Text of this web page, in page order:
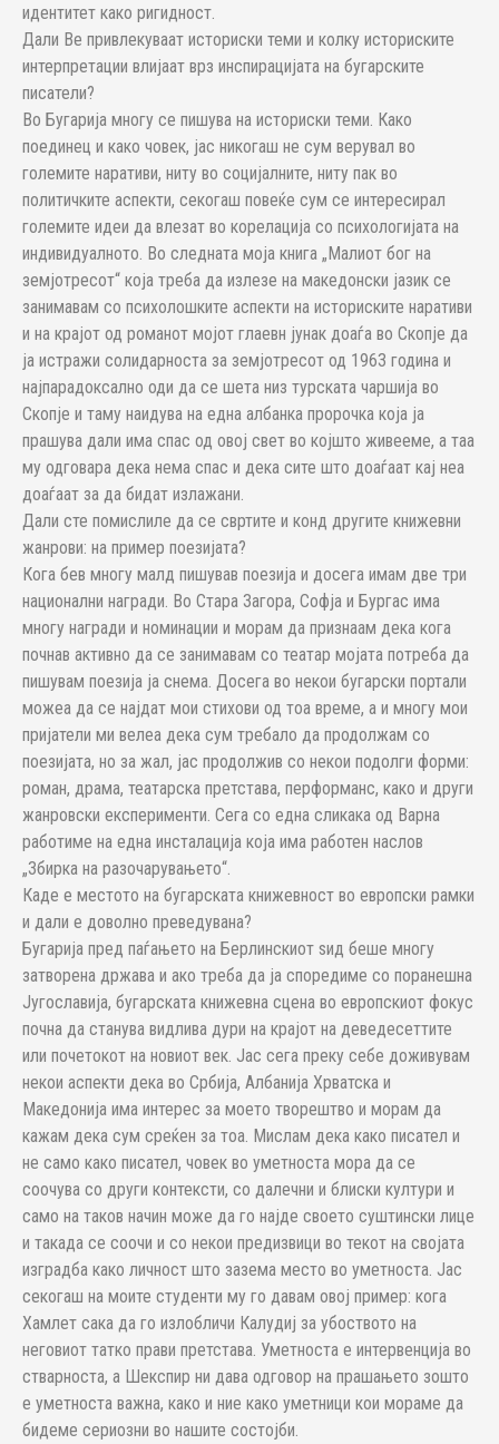
идентитет како ригидност.
Дали Ве привлекуваат историски теми и колку историските
интерпретации влијаат врз инспирацијата на бугарските
писатели?
Во Бугарија многу се пишува на историски теми. Како
поединец и како човек, јас никогаш не сум верувал во
големите наративи, ниту во социјалните, ниту пак во
политичките аспекти, секогаш повеќе сум се интересирал
големите идеи да влезат во корелација со психологијата на
индивидуалното. Во следната моја книга „Малиот бог на
земјотресот“ која треба да излезе на македонски јазик се
занимавам со психолошките аспекти на историските наративи
и на крајот од романот мојот глаевн јунак доаѓа во Скопје да
ја истражи солидарноста за земјотресот од 1963 година и
најпарадоксално оди да се шета низ турската чаршија во
Скопје и таму наидува на една албанка пророчка која ја
прашува дали има спас од овој свет во којшто живееме, а таа
му одговара дека нема спас и дека сите што доаѓаат кај неа
доаѓаат за да бидат излажани.
Дали сте помислиле да се свртите и конд другите книжевни
жанрови: на пример поезијата?
Кога бев многу малд пишував поезија и досега имам две три
национални награди. Во Стара Загора, Софја и Бургас има
многу награди и номинации и морам да признаам дека кога
почнав активно да се занимавам со театар мојата потреба да
пишувам поезија ја снема. Досега во некои бугарски портали
можеа да се најдат мои стихови од тоа време, а и многу мои
пријатели ми велеа дека сум требало да продолжам со
поезијата, но за жал, јас продолжив со некои подолги форми:
роман, драма, театарска претстава, перформанс, како и други
жанровски експерименти. Сега со една сликака од Варна
работиме на една инсталација која има работен наслов
„Збирка на разочарувањето“.
Каде е местото на бугарската книжевност во европски рамки
и дали е доволно преведувана?
Бугарија пред паѓањето на Берлинскиот ѕид беше многу
затворена држава и ако треба да ја споредиме со поранешна
Југославија, бугарската книжевна сцена во европскиот фокус
почна да станува видлива дури на крајот на деведесеттите
или почетокот на новиот век. Јас сега преку себе доживувам
некои аспекти дека во Србија, Албанија Хрватска и
Македонија има интерес за моето творештво и морам да
кажам дека сум среќен за тоа. Мислам дека како писател и
не само како писател, човек во уметноста мора да се
соочува со други контексти, со далечни и блиски култури и
само на таков начин може да го најде своето суштински лице
и такада се соочи и со некои предизвици во текот на својата
изградба како личност што зазема место во уметноста. Јас
секогаш на моите студенти му го давам овој пример: кога
Хамлет сака да го излобличи Калудиј за убоството на
неговиот татко прави претстава. Уметноста е интервенција во
стварноста, а Шекспир ни дава одговор на прашањето зошто
е уметноста важна, како и ние како уметници кои мораме да
бидеме сериозни во нашите состојби.